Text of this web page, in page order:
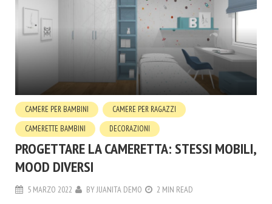
CAMERE PER BAMBINI
CAMERE PER RAGAZZI
CAMERETTE BAMBINI
DECORAZIONI
PROGETTARE LA CAMERETTA: STESSI MOBILI,
MOOD DIVERSI
5 MARZO 2022 BYJUANITA DEMO 2 MIN READ